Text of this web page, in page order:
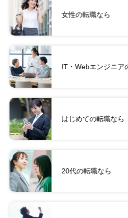
女性の転職なら
IT・Webエンジニア
はじめての転職なら
20代の転職なら